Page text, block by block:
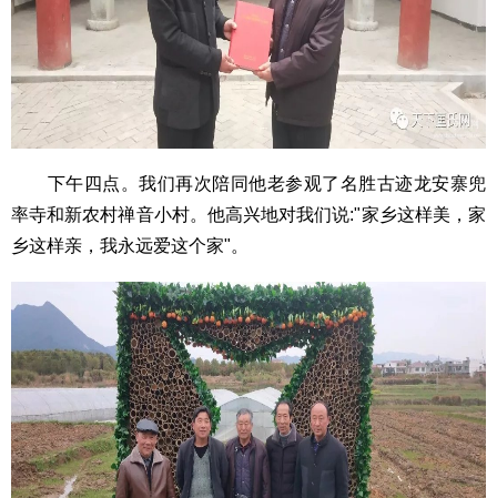
下午四点。我们再次陪同他老参观了名胜古迹龙安寨兜
率寺和新农村禅音小村。他高兴地对我们说:"家乡这样美，家
乡这样亲，我永远爱这个家"。